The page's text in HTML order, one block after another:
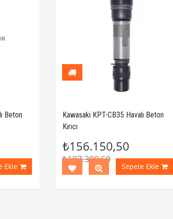
Beton
Ekle
Kawasaki KPT-CB35 Havalı Beton
Kırıcı
₺156.150,50
₺187.380,60
Sepete Ekle